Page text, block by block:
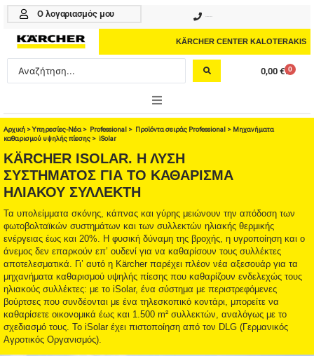
Μετάβαση
περιεχόμενο
Ο λογαριασμός μου
KÄRCHER CENTER KALOTERAKIS
Search
...
0,00 € 0
Cart
ONLINE SHOP
HOME & GARDEN
PROFESSIONAL
ΑΞΕΣΟΥΑΡ
ΚΑΘΑΡΙΣΤΙΚΑ
ΥΠΗΡΕΣΙΕΣ-ΝΕΑ-ΛΥΣΕΙΣ
Αρχική >Υπηρεσίες-Νέα > Professional > Προϊόντα σειράς Professional > Μηχανήματα
καθαρισμού υψηλής πίεσης > iSolar
KÄRCHER ISOLAR. Η ΛΥΣΗ
ΣΥΣΤΗΜΑΤΟΣ ΓΙΑ ΤΟ ΚΑΘΑΡΙΣΜΑ
ΗΛΙΑΚΟΥ ΣΥΛΛΕΚΤΗ
Τα υπολείμματα σκόνης, κάπνας και γύρης μειώνουν την απόδοση των
φωτοβολταϊκών συστημάτων και των συλλεκτών ηλιακής θερμικής
ενέργειας έως και 20%. Η φυσική δύναμη της βροχής, η υγροποίηση και ο
άνεμος δεν επαρκούν επ’ ουδενί για να καθαρίσουν τους συλλέκτες
αποτελεσματικά. Γι’ αυτό η Kärcher παρέχει πλέον νέα αξεσουάρ για τα
μηχανήματα καθαρισμού υψηλής πίεσης που καθαρίζουν ενδελεχώς τους
ηλιακούς συλλέκτες: με το iSolar, ένα σύστημα με περιστρεφόμενες
βούρτσες που συνδέονται με ένα τηλεσκοπικό κοντάρι, μπορείτε να
καθαρίσετε οικονομικά έως και 1.500 m² συλλεκτών, αναλόγως με το
σχεδιασμό τους. Το iSolar έχει πιστοποίηση από τον DLG (Γερμανικός
Αγροτικός Οργανισμός).